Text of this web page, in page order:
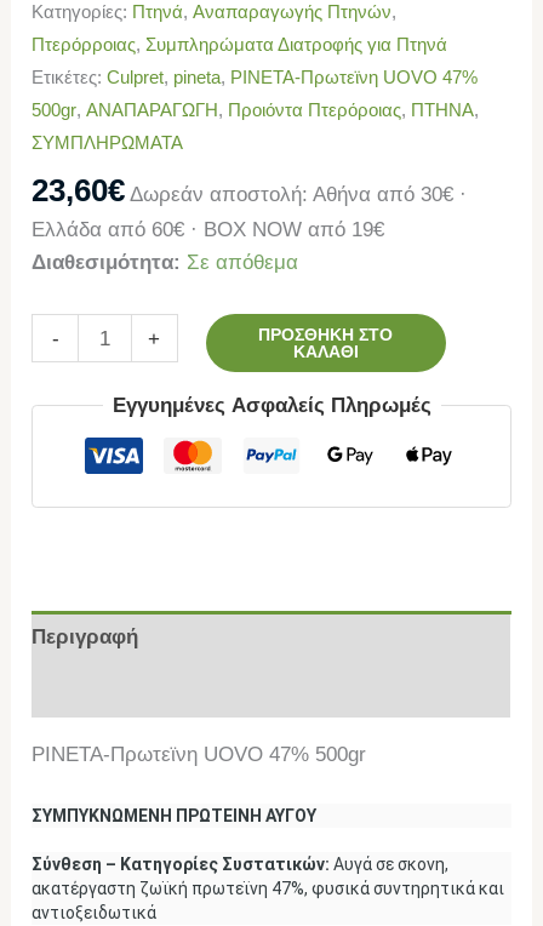
Κατηγορίες: Πτηνά,Αναπαραγωγής Πτηνών,
Πτερόρροιας, Συμπληρώματα Διατροφής για Πτηνά
Ετικέτες:Culpret, pineta, PINETA-Πρωτεϊνη UOVO 47%
500gr,ΑΝΑΠΑΡΑΓΩΓΗ, Προιόντα Πτερόροιας, ΠΤΗΝΑ,
ΣΥΜΠΛΗΡΩΜΑΤΑ
23,60€ Δωρεάν αποστολή: Αθήνα από 30€ ·
Ελλάδα από 60€ · BOX NOW από 19€
Διαθεσιμότητα: Σε απόθεμα
- +
ΠΡΟΣΘΉΚΗ ΣΤΟ
ΚΑΛΆΘΙ
Εγγυημένες Ασφαλείς Πληρωμές
Περιγραφή
PINETA-Πρωτεϊνη UOVO 47% 500gr
ΣΥΜΠΥΚΝΩΜΕΝΗ ΠΡΩΤΕΙΝΗ ΑΥΓΟΥ
Σύνθεση – Κατηγορίες Συστατικών:Αυγά σε σκονη,
ακατέργαστη ζωϊκή πρωτεϊνη 47%, φυσικά συντηρητικά και
αντιοξειδωτικά